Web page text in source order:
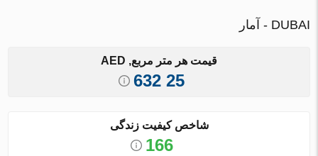
DUBAI - آمار
قیمت هر متر مربع, AED
25 632
شاخص کیفیت زندگی
166